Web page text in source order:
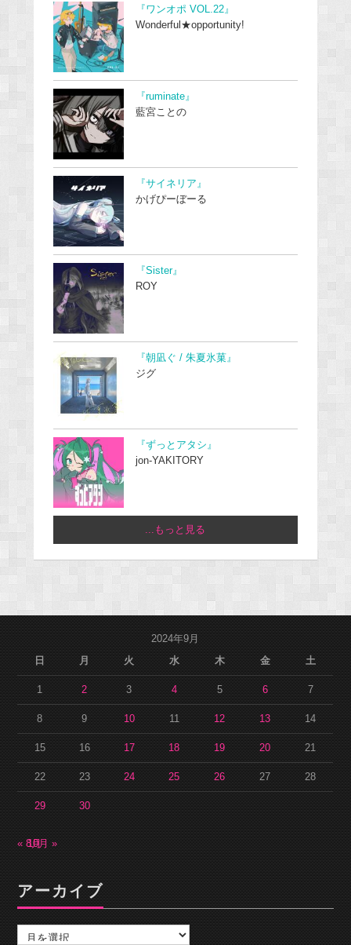
『ワンオポ VOL.22』
Wonderful★opportunity!
『ruminate』
藍宮ことの
『サイネリア』
かげぴーぼーる
『Sister』
ROY
『朝凪ぐ / 朱夏氷菓』
ジグ
『ずっとアタシ』
jon-YAKITORY
...もっと見る
2024年9月
日
月 火 水 木 金 土
1 2 3 4 5 6 7
8 9 10 11 12 13 14
15 16 17 18 19 20 21
22 23 24 25 26 27 28
29 30
« 8月
10月 »
アーカイブ